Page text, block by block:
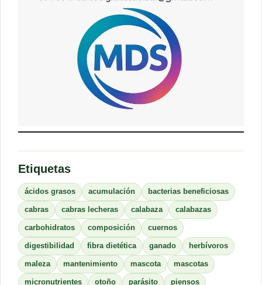
Etiquetas
ácidos grasos acumulación bacterias beneficiosas
cabras cabras lecheras calabaza calabazas
carbohidratos composición cuernos
digestibilidad fibra dietética ganado herbívoros
maleza mantenimiento mascota mascotas
micronutrientes otoño parásito piensos